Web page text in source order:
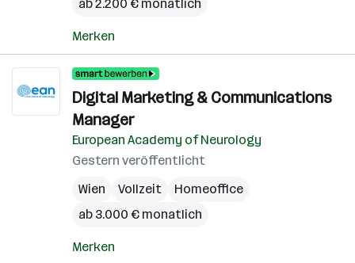
ab 2.200 € monatlich
Merken
Digital Marketing & Communications
Manager
European Academy of Neurology
Gestern veröffentlicht
Wien
Vollzeit
Homeoffice
ab 3.000 € monatlich
Merken